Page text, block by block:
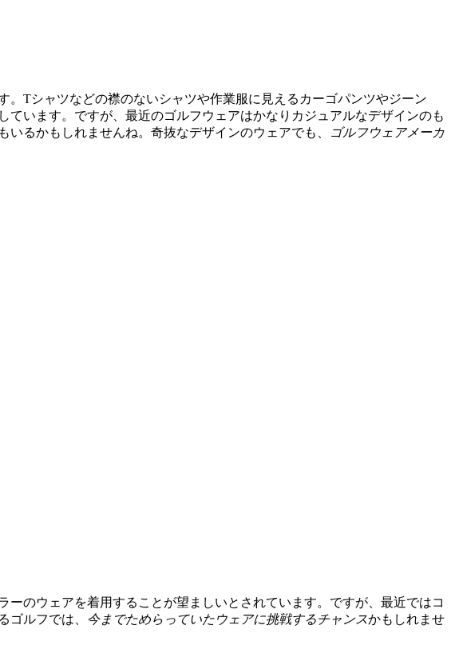
。Tシャツなどの襟のないシャツや作業服に見えるカーゴパンツやジーン
います。ですが、最近のゴルフウェアはかなりカジュアルなデザインのも
るかもしれませんね。奇抜なデザインのウェアでも、
ゴルフウェアメーカ
のウェアを着用することが望ましいとされています。ですが、最近ではコ
ゴルフでは、 今までためらっていたウェアに挑戦するチャンスかもしれませ